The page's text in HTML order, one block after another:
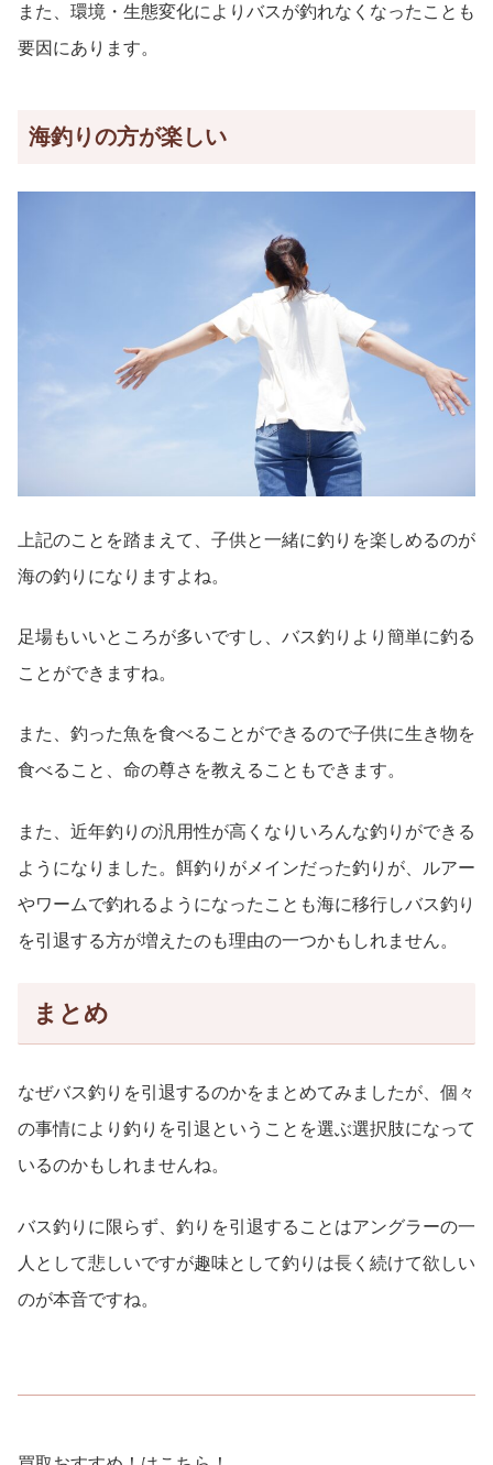
また、環境・生態変化によりバスが釣れなくなったことも
要因にあります。
海釣りの方が楽しい
上記のことを踏まえて、子供と一緒に釣りを楽しめるのが
海の釣りになりますよね。
足場もいいところが多いですし、バス釣りより簡単に釣る
ことができますね。
また、釣った魚を食べることができるので子供に生き物を
食べること、命の尊さを教えることもできます。
また、近年釣りの汎用性が高くなりいろんな釣りができる
ようになりました。餌釣りがメインだった釣りが、ルアー
やワームで釣れるようになったことも海に移行しバス釣り
を引退する方が増えたのも理由の一つかもしれません。
まとめ
なぜバス釣りを引退するのかをまとめてみましたが、個々
の事情により釣りを引退ということを選ぶ選択肢になって
いるのかもしれませんね。
バス釣りに限らず、釣りを引退することはアングラーの一
人として悲しいですが趣味として釣りは長く続けて欲しい
のが本音ですね。